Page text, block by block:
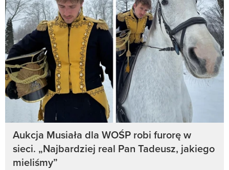
Aukcja Musiała dla WOŚP robi furorę w
sieci. „Najbardziej real Pan Tadeusz, jakiego
mieliśmy”